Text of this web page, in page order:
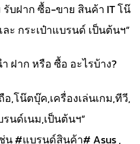
บฝาก ซื้อ-ขาย สินค้า IT โน๊
กระเป๋าแบรนด์ เป็นต้นฯ”
ฝาก หรือ ซื้อ อะไรบ้าง?
,โน๊ตบุ๊ค,เครื่องเล่นเกม,ทีวี,
นด์เนม,เป็นต้นฯ”
น #แบรนด์สินค้า# Asus ,